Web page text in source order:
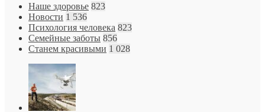
Наше здоровье 823
Новости 1 536
Психология человека 823
Семейные заботы 856
Станем красивыми 1 028